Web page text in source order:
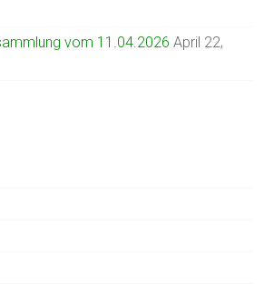
vom 11.04.2026 April 22,